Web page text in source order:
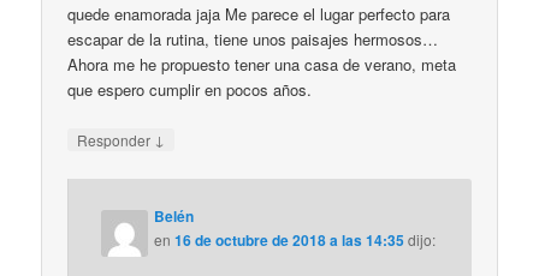
quede enamorada jaja Me parece el lugar perfecto para
escapar de la rutina, tiene unos paisajes hermosos…
Ahora me he propuesto tener una casa de verano, meta
que espero cumplir en pocos años.
Responder ↓
Belén
en16 de octubre de 2018 a las 14:35dijo: